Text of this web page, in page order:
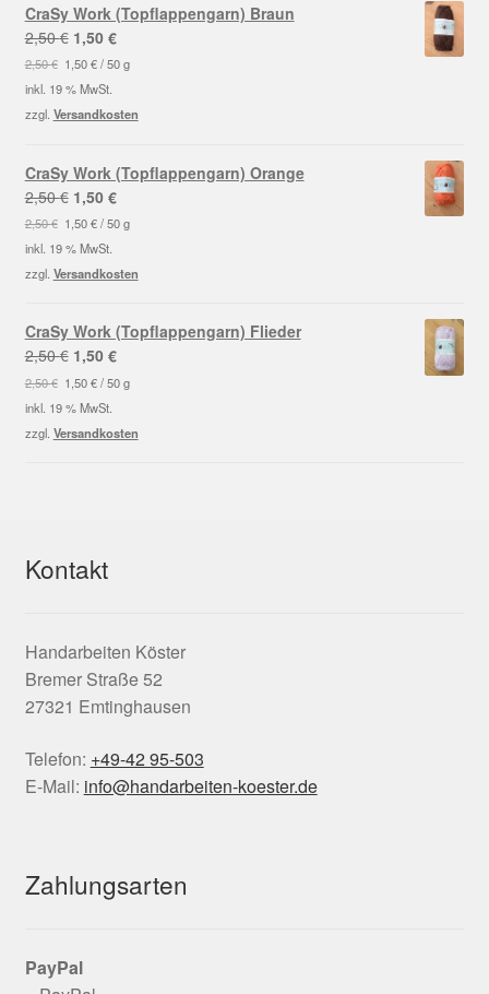
CraSy Work (Topflappengarn) Braun
2,50€ Ursprünglicher
Preis
war:
2,50 €
1,50 €Aktueller
Preis
1,50 €.
2,50€ 1,50€/50 g
inkl. 19 % MwSt.
zzgl. Versandkosten
CraSy Work (Topflappengarn) Orange
2,50€ Ursprünglicher
Preis
war:
2,50 €
1,50 €Aktueller
Preis
1,50 €.
2,50€ 1,50€/50 g
inkl. 19 % MwSt.
zzgl. Versandkosten
CraSy Work (Topflappengarn) Flieder
2,50€ Ursprünglicher
Preis
war:
2,50 €
1,50 €Aktueller
Preis
1,50 €.
2,50€ 1,50€/50 g
inkl. 19 % MwSt.
zzgl. Versandkosten
Kontakt
Handarbeiten Köster
Bremer Straße 52
27321 Emtinghausen
Telefon: +49-42 95-503
E-Mail: info@handarbeiten-koester.de
Zahlungsarten
PayPal